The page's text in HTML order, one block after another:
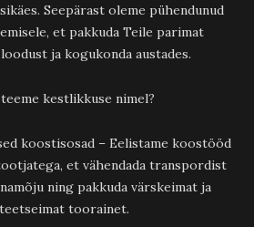
Seepärast oleme pühendunud
et pakkuda Teile parimat
ja kogukonda austades.
kestlikkuse nimel?
koostisosad – Eelistame koostööd
et vähendada transpordist
ning pakkuda värskeimat ja
toorainet.